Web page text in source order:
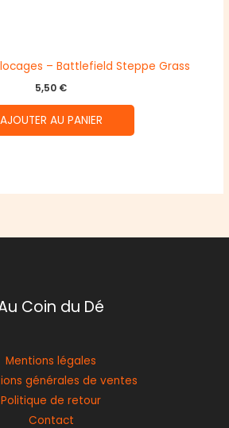
– Battlefield Steppe Grass
5,50 €
AJOUTER AU PANIER
Coin du Dé
Mentions légales
générales de ventes
Politique de retour
Contact